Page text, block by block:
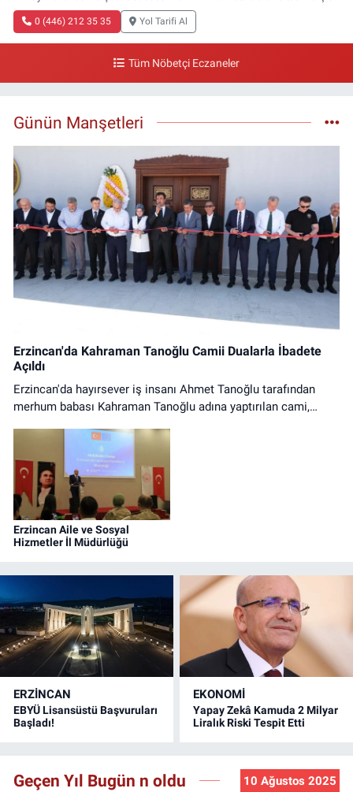
0 (446) 212 35 35 Yol Tarifi Al
Tüm Nöbetçi Eczaneler
Günün Manşetleri
Erzincan'da Kahraman Tanoğlu Camii Dualarla İbadete
Açıldı
Erzincan'da hayırsever iş insanı Ahmet Tanoğlu tarafından
merhum babası Kahraman Tanoğlu adına yaptırılan cami,
Erzincan Aile ve Sosyal
Hizmetler İl Müdürlüğü
ERZINCAN
EBYÜ Lisansüstü Başvuruları
Başladı!
EKONOMİ
Yapay Zekâ Kamuda 2 Milyar
Liralık Riski Tespit Etti
Geçen Yıl Bugün n oldu 10 Ağustos 2025